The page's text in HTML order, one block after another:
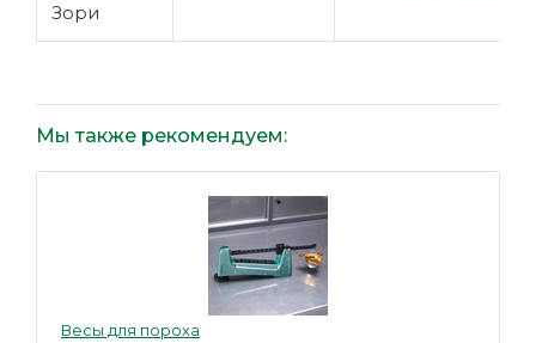
Зори
Мы также рекомендуем:
Весы для пороха